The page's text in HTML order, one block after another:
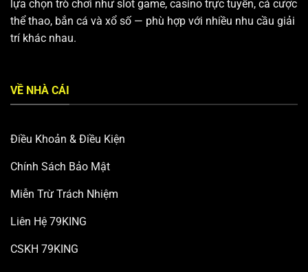
lựa chọn trò chơi như slot game, casino trực tuyến, cá cược
thể thao, bắn cá và xổ số — phù hợp với nhiều nhu cầu giải
trí khác nhau.
VỀ NHÀ CÁI
Điều Khoản & Điều Kiện
Chính Sách Bảo Mật
Miễn Trừ Trách Nhiệm
Liên Hệ 79KING
CSKH 79KING